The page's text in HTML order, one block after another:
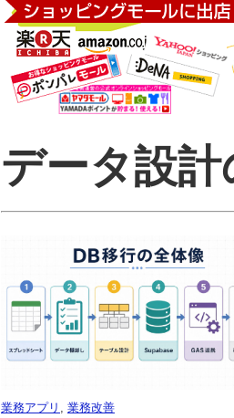
データ設
業務アプリ , 業務改善